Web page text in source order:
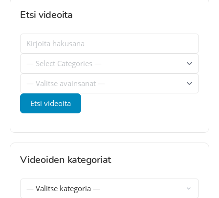
Etsi videoita
Videoiden kategoriat